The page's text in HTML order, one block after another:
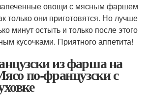
овощи с мясным фаршем
только они приготовятся. Но лучше
минут остыть и только после этого
кусочками. Приятного аппетита!
из фарша на
по-французски с